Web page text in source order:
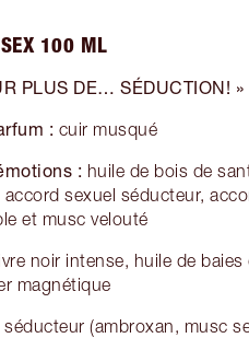
100 ML
PLUS DE… SÉDUCTION! »
: cuir musqué
: huile de bois de
sexuel séducteur,
et musc velouté
noir intense, huile de baies
magnétique
(ambroxan, musc